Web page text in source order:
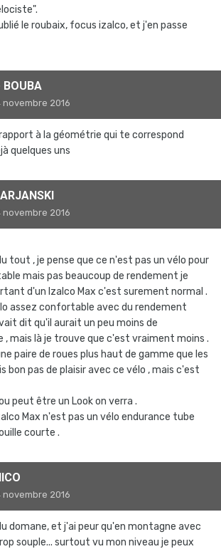
le roubaix, focus izalco, et j'en passe
novembre 2016
à la géométrie qui te correspond
quelques uns
novembre 2016
tout , je pense que ce n'est pas un vélo pour
mais pas beaucoup de rendement je
d'un Izalco Max c'est surement normal .
assez confortable avec du rendement
dit qu'il aurait un peu moins de
mais là je trouve que c'est vraiment moins .
paire de roues plus haut de gamme que les
bon pas de plaisir avec ce vélo , mais c'est
peut être un Look on verra .
Max n'est pas un vélo endurance tube
courte .
novembre 2016
domane, et j'ai peur qu'en montagne avec
souple... surtout vu mon niveau je peux